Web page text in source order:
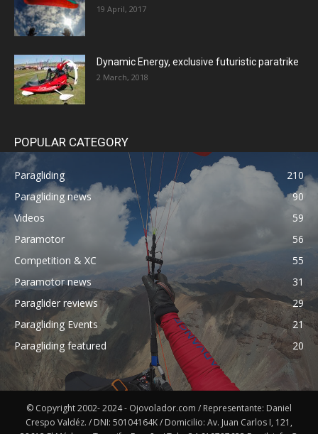
19 April, 2017
Dynamic Energy, exclusive futuristic paratrike
2 March, 2018
POPULAR CATEGORY
Paragliding
210
Paragliding news
90
Videos
59
Paramotor
56
Competition & XC
55
Paramotor news
31
Paraglider reviews
29
Paragliding Events
21
Paragliding featured
20
© Copyright 2002- 2024 - Ojovolador.com / Representante: Daniel
Crespo Valdéz. / DNI: 50104164K / Domicilio: Av. Juan Carlos I, 121,